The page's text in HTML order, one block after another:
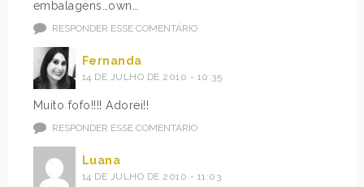
embalagens…own…
RESPONDER ESSE COMENTÁRIO
Fernanda
14 DE JULHO DE 2010 - 10:35
Muito fofo!!!! Adorei!!
RESPONDER ESSE COMENTÁRIO
Luana
14 DE JULHO DE 2010 - 11:03